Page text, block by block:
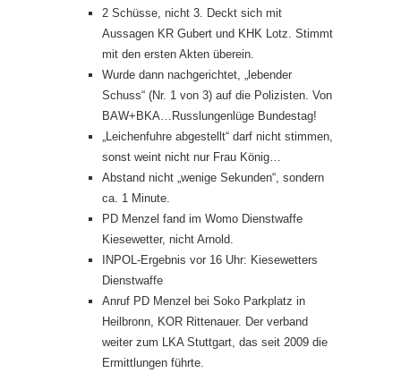
2 Schüsse, nicht 3. Deckt sich mit
Aussagen KR Gubert und KHK Lotz. Stimmt
mit den ersten Akten überein.
Wurde dann nachgerichtet, „lebender
Schuss“ (Nr. 1 von 3) auf die Polizisten. Von
BAW+BKA…Russlungenlüge Bundestag!
„Leichenfuhre abgestellt“ darf nicht stimmen,
sonst weint nicht nur Frau König…
Abstand nicht „wenige Sekunden“, sondern
ca. 1 Minute.
PD Menzel fand im Womo Dienstwaffe
Kiesewetter, nicht Arnold.
INPOL-Ergebnis vor 16 Uhr: Kiesewetters
Dienstwaffe
Anruf PD Menzel bei Soko Parkplatz in
Heilbronn, KOR Rittenauer. Der verband
weiter zum LKA Stuttgart, das seit 2009 die
Ermittlungen führte.